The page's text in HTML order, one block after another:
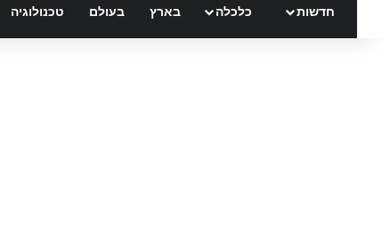
חדשות כלכלה בארץ בעולם טכנולוגיה